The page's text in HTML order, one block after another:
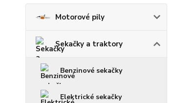
Motorové pily
Sekačky a traktory
Benzinové sekačky
Elektrické sekačky